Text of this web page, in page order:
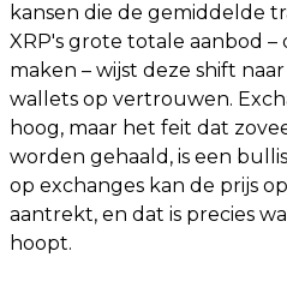
kansen die de gemiddelde
XRP's grote totale aanbod –
maken – wijst deze shift
wallets op vertrouwen.
hoog, maar het feit dat
worden gehaald, is een
op exchanges kan de prijs
aantrekt, en dat is precies
hoopt.